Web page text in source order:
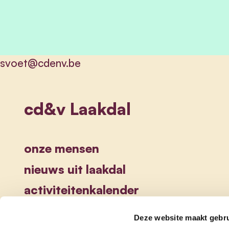
Deze website maakt
svoet@cdenv.be
cd&v Laakdal
onze mensen
nieuws uit laakdal
activiteitenkalender